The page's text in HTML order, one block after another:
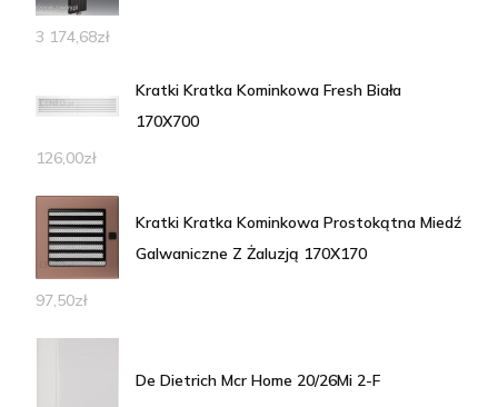
3 174,68zł
Kratki Kratka Kominkowa Fresh Biała
170X700
126,00zł
Kratki Kratka Kominkowa Prostokątna Miedź
Galwaniczne Z Żaluzją 170X170
97,50zł
De Dietrich Mcr Home 20/26Mi 2-F